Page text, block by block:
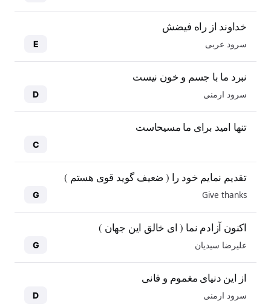
خداوند از راه فیضش
سرود عربی E
نبرد ما با جسم و خون نیست
سرود ارمنی D
تنها امید برای ما مسیحاست
C
تقدیم نمایم خود را ( ضعیف گوید قوی هستم )
Give thanks
G
اکنون آزادم نما ( ای خالق این جهان )
علیرضا سیدیان G
از این دنیای مغموم و فانی
سرود ارمنی D